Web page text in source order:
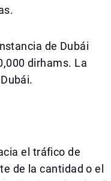
de Dubái
dirhams. La
el tráfico de
de la cantidad o el